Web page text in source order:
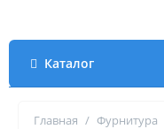
Каталог
Главная / Фурнитура